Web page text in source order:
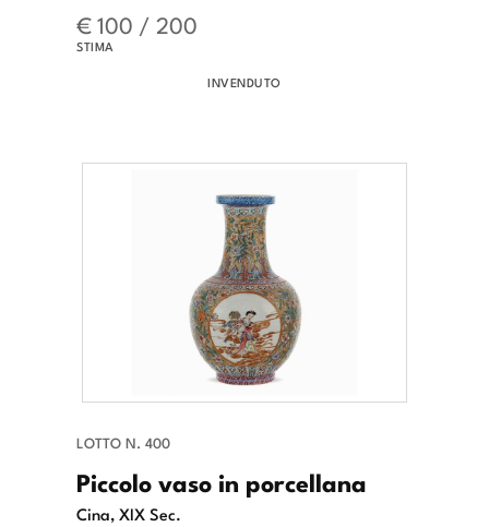
€ 100 / 200
STIMA
INVENDUTO
LOTTO N. 400
Piccolo vaso in porcellana
Cina, XIX Sec.